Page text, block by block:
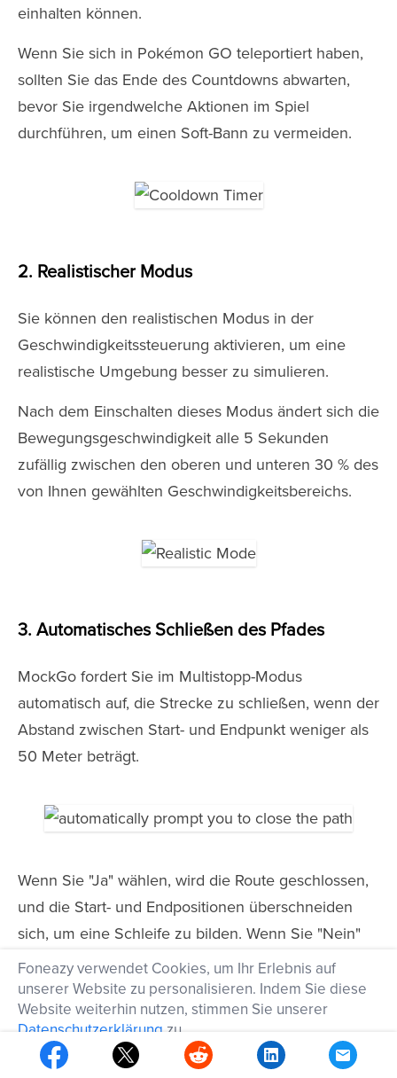
einhalten können.
Wenn Sie sich in Pokémon GO teleportiert haben,
sollten Sie das Ende des Countdowns abwarten,
bevor Sie irgendwelche Aktionen im Spiel
durchführen, um einen Soft-Bann zu vermeiden.
2. Realistischer Modus
Sie können den realistischen Modus in der
Geschwindigkeitssteuerung aktivieren, um eine
realistische Umgebung besser zu simulieren.
Nach dem Einschalten dieses Modus ändert sich die
Bewegungsgeschwindigkeit alle 5 Sekunden
zufällig zwischen den oberen und unteren 30 % des
von Ihnen gewählten Geschwindigkeitsbereichs.
3. Automatisches Schließen des Pfades
MockGo fordert Sie im Multistopp-Modus
automatisch auf, die Strecke zu schließen, wenn der
Abstand zwischen Start- und Endpunkt weniger als
50 Meter beträgt.
Wenn Sie "Ja" wählen, wird die Route geschlossen,
und die Start- und Endpositionen überschneiden
sich, um eine Schleife zu bilden. Wenn Sie "Nein"
wählen, wird die Endposition nicht geändert.
Foneazy verwendet Cookies, um Ihr Erlebnis auf
unserer Website zu personalisieren. Indem Sie diese
Website weiterhin nutzen, stimmen Sie unserer
Datenschutzerklärung zu.
OK